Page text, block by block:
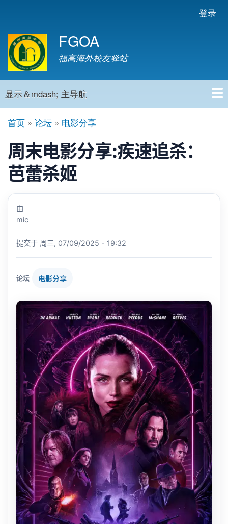
要
内
account
menu
登录
FGOA
福高海外校友驿站
主
导
航
显示＆mdash; 主导航
首页
摄影
看见远方-诗词小会
福高往事
动态新闻
新闻源
校友交流中心
海外校友精选集
用户指南
申请账号
Mic'sApp 设计制作
TechChat聊科技
联系我们
面
包
屑
首页 论坛 电影分享
周末电影分享:疾速追杀：
芭蕾杀姬
由
mic
提交于 周三, 07/09/2025 - 19:32
论坛 电影分享